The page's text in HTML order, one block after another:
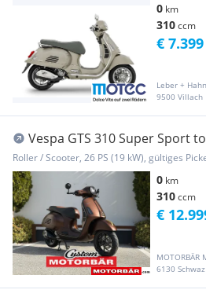
0 km
310ccm
Leber +
9500 Villach
€ 7.399
Vespa GTS 310 Super Sport
Roller / Scooter, 26 PS (19 kW), gültiges
0 km
310ccm
6130 Schwaz
€